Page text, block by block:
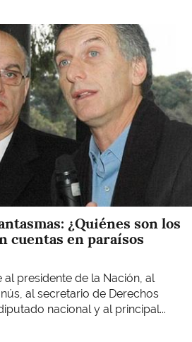
¿Quiénes son los
cuentas en paraísos
al presidente de la Nación, al
al secretario de Derechos
nacional y al principal...